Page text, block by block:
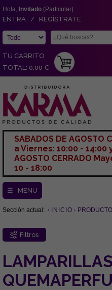
Hola, Invitado (Particular)
ENTRA / REGÍSTRATE
TU CARRITO
TOTAL: 0,00 €
SABADOS DE AGOSTO
a Viernes: 10:00 - 14:00
AGOSTO CERRADO
10 - 18:00
☰ MENU
Sección actual: INICIO
Filtros
LAMPARILLAS